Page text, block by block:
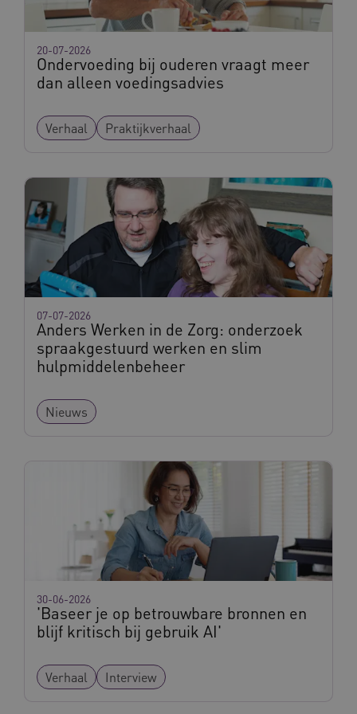
Ondervoeding bij ouderen vraagt meer
dan alleen voedingsadvies
20-07-2026
Verhaal Praktijkverhaal
Anders Werken in de Zorg: onderzoek
spraakgestuurd werken en slim
hulpmiddelenbeheer
07-07-2026
Nieuws
'Baseer je op betrouwbare bronnen en
blijf kritisch bij gebruik AI'
30-06-2026
Verhaal Interview
__Secure-ROLLOUT_TOKEN
.youtube.com
UMB_SESSION
__cf_bm
Cloudflare Inc.
.vimeo.com
29
50
VISITOR_PRIVACY_METADATA
YouTube
5
Google Privacy Policy